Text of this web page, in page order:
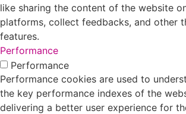
like sharing the content of the website
platforms, collect feedbacks, and other
features.
Performance
Performance
Performance cookies are used to
the key performance indexes of the
delivering a better user experience for